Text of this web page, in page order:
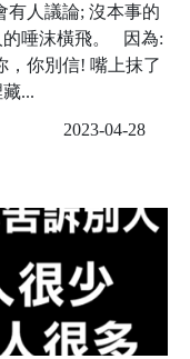
有人議論; 沒本事的
的唾沫橫飛。 因為:
，你別信! 嘴上抹了
...
2023-04-28